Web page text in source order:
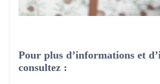
Pour plus d’informations et
consultez :